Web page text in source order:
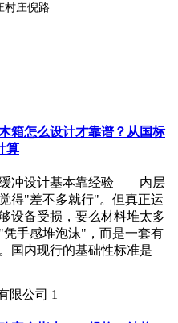
村庄倪路
箱怎么设计才靠谱？从国标
算
冲设计基本靠经验——内层
得"差不多就行"。但真正运
设备受损，要么材料堆太多
手感堆泡沫"，而是一套有
国内现行的基础性标准是
限公司 1